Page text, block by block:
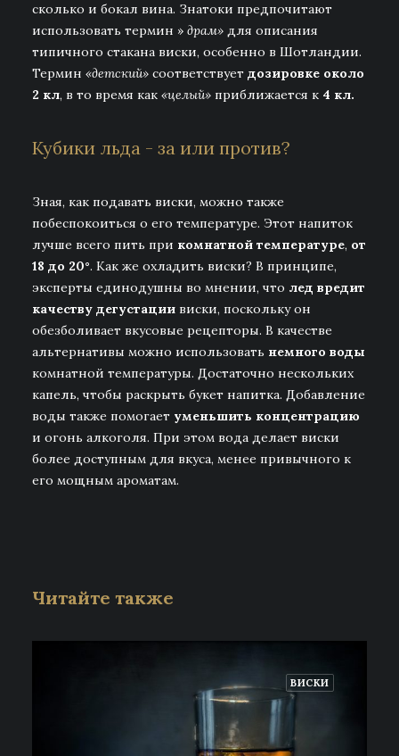
сколько и бокал вина. Знатоки предпочитают
использовать термин » драм» для описания
типичного стакана виски, особенно в Шотландии.
Термин «детский» соответствует дозировке около
2 кл, в то время как «целый» приближается к 4 кл.
Кубики льда - за или против?
Зная, как подавать виски, можно также
побеспокоиться о его температуре. Этот напиток
лучше всего пить при комнатной температуре, от
18 до 20°. Как же охладить виски? В принципе,
эксперты единодушны во мнении, что лед вредит
качеству дегустации виски, поскольку он
обезболивает вкусовые рецепторы. В качестве
альтернативы можно использовать немного воды
комнатной температуры. Достаточно нескольких
капель, чтобы раскрыть букет напитка. Добавление
воды также помогает уменьшить концентрацию
и огонь алкоголя. При этом вода делает виски
более доступным для вкуса, менее привычного к
его мощным ароматам.
Читайте также
ВИСКИ